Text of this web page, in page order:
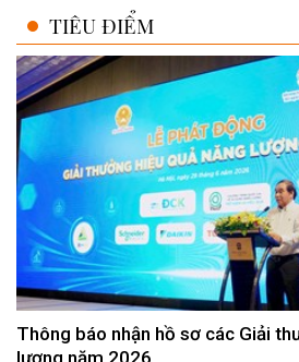
TIÊU ĐIỂM
Thông báo nhận hồ sơ các Giải